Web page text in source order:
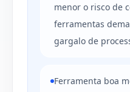
menor o risco de
ferramentas
gargalo de
Ferramenta boa